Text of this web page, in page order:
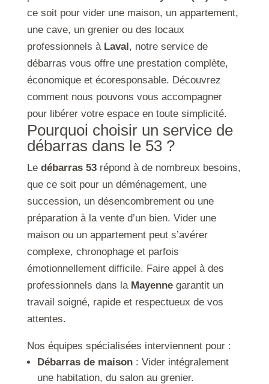
ce soit pour vider une maison, un appartement,
une cave, un grenier ou des locaux
professionnels à Laval, notre service de
débarras vous offre une prestation complète,
économique et écoresponsable. Découvrez
comment nous pouvons vous accompagner
pour libérer votre espace en toute simplicité.
Pourquoi choisir un service de
débarras dans le 53 ?
Le débarras 53répond à de nombreux besoins,
que ce soit pour un déménagement, une
succession, un désencombrement ou une
préparation à la vente d’un bien. Vider une
maison ou un appartement peut s’avérer
complexe, chronophage et parfois
émotionnellement difficile. Faire appel à des
professionnels dans la Mayennegarantit un
travail soigné, rapide et respectueux de vos
attentes.
Nos équipes spécialisées interviennent pour :
Débarras de maison: Vider intégralement
une habitation, du salon au grenier.